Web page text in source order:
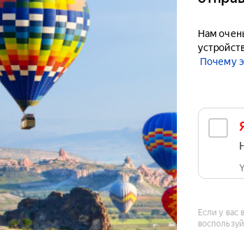
Нам
Почему
Если у вас